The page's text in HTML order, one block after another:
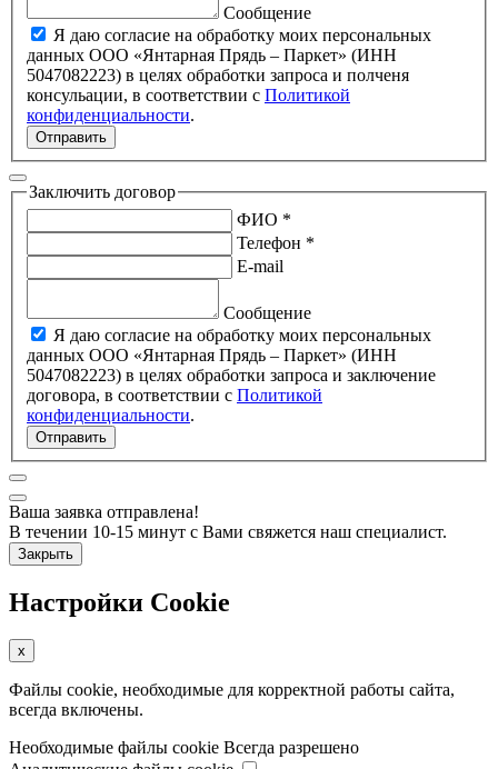
Сообщение
Я даю согласие на обработку моих персональных
данных ООО «Янтарная Прядь – Паркет» (ИНН
5047082223) в целях обработки запроса и полченя
консульации, в соответствии с Политикой
конфиденциальности.
Отправить
Заключить договор
ФИО *
Телефон *
E-mail
Сообщение
Я даю согласие на обработку моих персональных
данных ООО «Янтарная Прядь – Паркет» (ИНН
5047082223) в целях обработки запроса и заключение
договора, в соответствии с Политикой
конфиденциальности.
Отправить
Ваша заявка отправлена!
В течении 10-15 минут с Вами свяжется наш специалист.
Закрыть
Настройки Cookie
x
Файлы cookie, необходимые для корректной работы сайта,
всегда включены.
Необходимые файлы cookie Всегда разрешено